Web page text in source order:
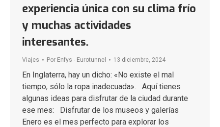
experiencia única con su clima frío
y muchas actividades
interesantes.
Viajes Por Enfys - Eurotunnel 13 diciembre, 2024
En Inglaterra, hay un dicho: «No existe el mal
tiempo, sólo la ropa inadecuada». Aquí tienes
algunas ideas para disfrutar de la ciudad durante
ese mes: Disfrutar de los museos y galerías
Enero es el mes perfecto para explorar los